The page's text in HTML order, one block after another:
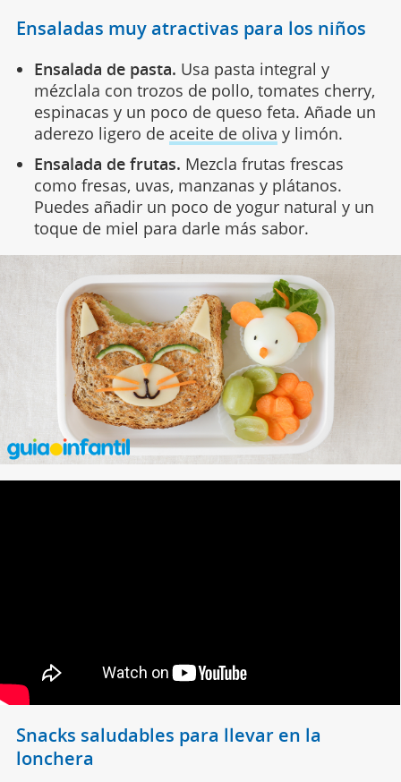
Ensaladas muy atractivas para los niños
Ensalada de pasta. Usa pasta integral y
mézclala con trozos de pollo, tomates cherry,
espinacas y un poco de queso feta. Añade un
aderezo ligero de aceite de oliva y limón.
Ensalada de frutas. Mezcla frutas frescas
como fresas, uvas, manzanas y plátanos.
Puedes añadir un poco de yogur natural y un
toque de miel para darle más sabor.
Snacks saludables para llevar en la
lonchera